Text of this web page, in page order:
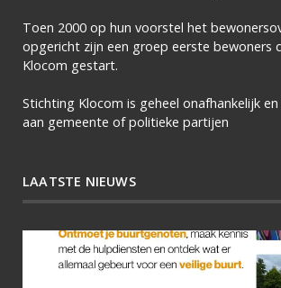
Toen 2000 op hun voorstel het
opgericht zijn een groep eerste bewoners
Klocom gestart.
Stichting Klocom is geheel onafhankelijk
aan gemeente of politieke partijen
LAATSTE NIEUWS